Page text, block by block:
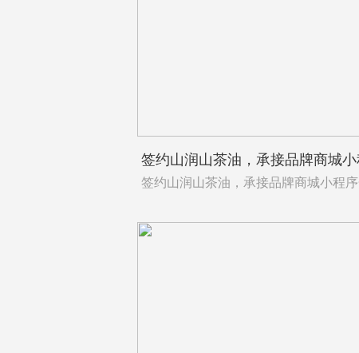
签约山润山茶油，承接品牌商城小程